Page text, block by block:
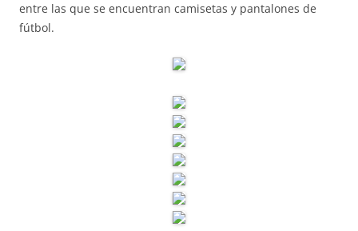
entre las que se encuentran camisetas y pantalones de
fútbol.